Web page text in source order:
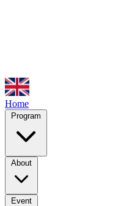
Home
Program
About
Event